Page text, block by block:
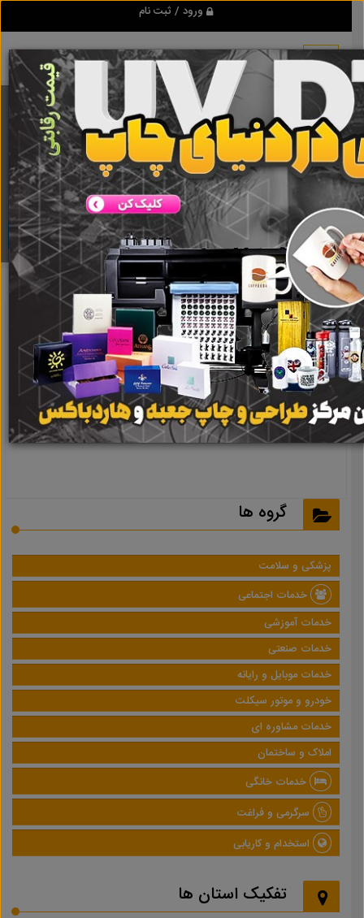
ورود / ثبت نام
برنامه اندروید تبلیغ شو
مرجع نیازمندیها و تبلیغات اینترنتی
دانلود
نتیجه ای یافت نشد
گروه ها
پزشکی و سلامت
خدمات اجتماعی
خدمات آموزشی
خدمات صنعتی
خدمات موبایل و رایانه
خودرو و موتور سیکلت
خدمات مشاوره ای
املاک و ساختمان
خدمات خانگی
سرگرمی و فراغت
استخدام و کاریابی
تفکیک استان ها